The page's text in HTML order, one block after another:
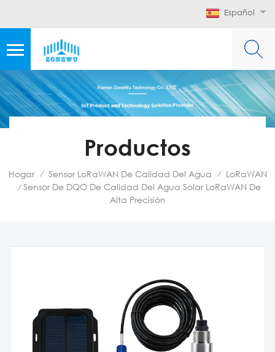
Español
Productos
Hogar / Sensor LoRaWAN De Calidad Del Agua / LoRaWAN
/ Sensor De DQO De Calidad Del Agua Solar LoRaWAN De
Alta Precisión